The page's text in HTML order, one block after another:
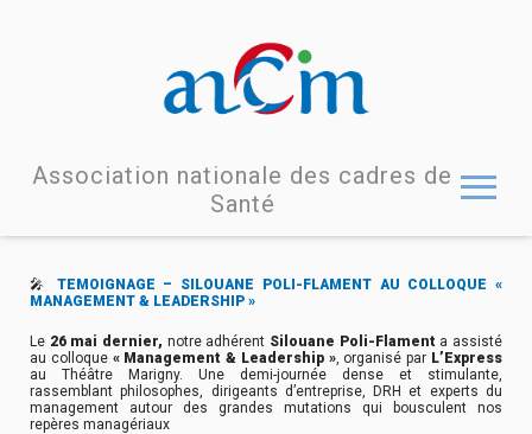
Association nationale des cadres de
Santé
🎤 TEMOIGNAGE – SILOUANE POLI-FLAMENT AU COLLOQUE «
MANAGEMENT & LEADERSHIP »
Le 26 mai dernier, notre adhérent Silouane Poli-Flament a assisté
au colloque « Management & Leadership », organisé par L’Express
au Théâtre Marigny. Une demi-journée dense et stimulante,
rassemblant philosophes, dirigeants d’entreprise, DRH et experts du
management autour des grandes mutations qui bousculent nos
repères managériaux